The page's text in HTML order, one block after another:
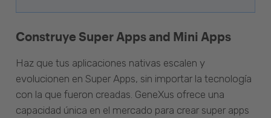
Construye Super Apps and Mini Apps
Haz que tus aplicaciones nativas escalen y
evolucionen en Super Apps, sin importar la tecnología
con la que fueron creadas. GeneXus ofrece una
capacidad única en el mercado para crear super apps